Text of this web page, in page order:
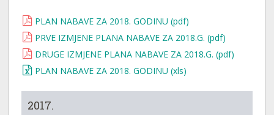
PLAN NABAVE ZA 2018. GODINU (pdf)
PRVE IZMJENE PLANA NABAVE ZA 2018.G. (pdf)
DRUGE IZMJENE PLANA NABAVE ZA 2018.G. (pdf)
PLAN NABAVE ZA 2018. GODINU (xls)
2017.